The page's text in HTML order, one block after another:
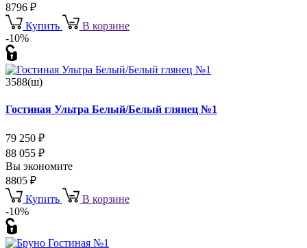
8796 ₽
Купить
В корзине
-10%
3588(ш)
Гостиная Ультра Белый/Белый глянец №1
79 250 ₽
88 055 ₽
Вы экономите
8805 ₽
Купить
В корзине
-10%